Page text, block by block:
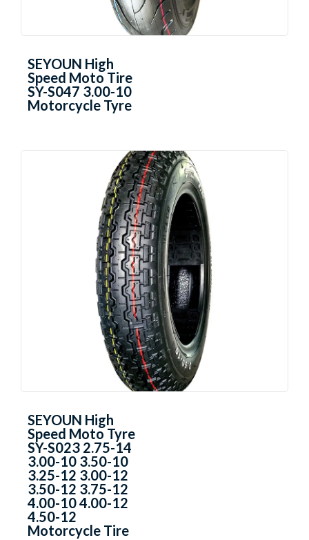
SEYOUN High
Speed Moto Tire
SY-S047 3.00-10
Motorcycle Tyre
SEYOUN High
Speed Moto Tyre
SY-S023 2.75-14
3.00-10 3.50-10
3.25-12 3.00-12
3.50-12 3.75-12
4.00-10 4.00-12
4.50-12
Motorcycle Tire